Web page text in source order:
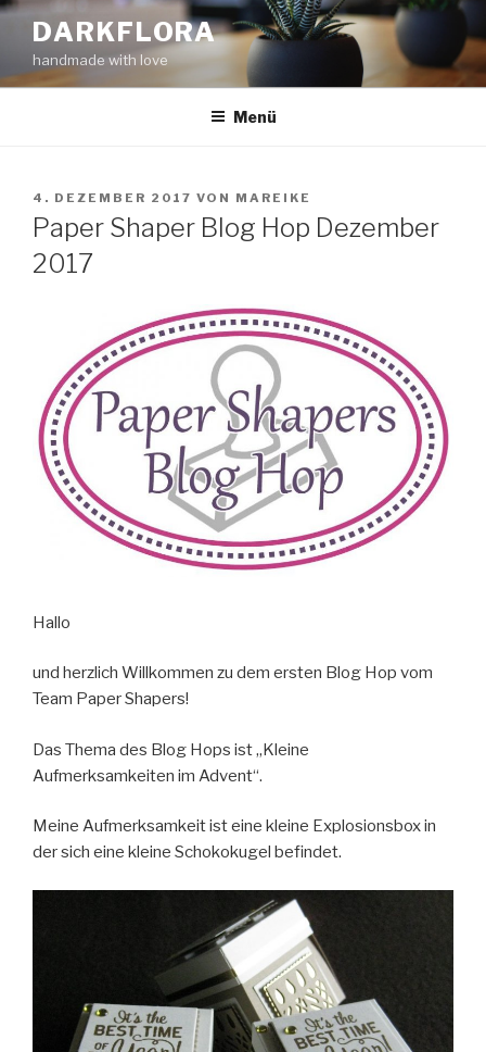
Zum
Inhalt
springen
DARKFLORA
handmade with love
Menü
VERÖFFENTLICHT
AM
4. DEZEMBER 2017 VON MAREIKE
Paper Shaper Blog Hop Dezember
2017
Hallo
und herzlich Willkommen zu dem ersten Blog Hop vom
Team Paper Shapers!
Das Thema des Blog Hops ist „Kleine
Aufmerksamkeiten im Advent“.
Meine Aufmerksamkeit ist eine kleine Explosionsbox in
der sich eine kleine Schokokugel befindet.